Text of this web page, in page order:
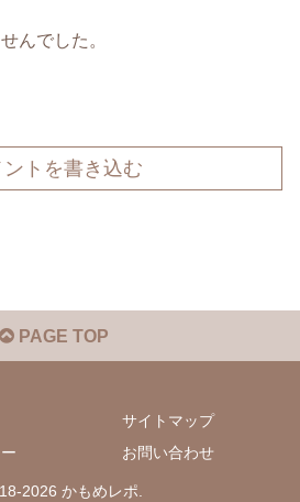
んでした。
ントを書き込む
PAGE TOP
サイトマップ
お問い合わせ
2026 かもめレポ.